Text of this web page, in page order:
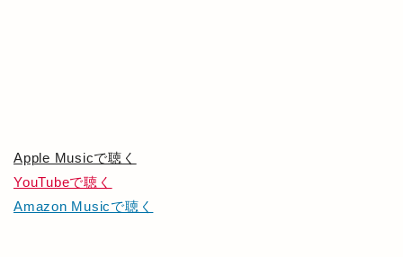
Apple Musicで聴く
YouTubeで聴く
Amazon Musicで聴く